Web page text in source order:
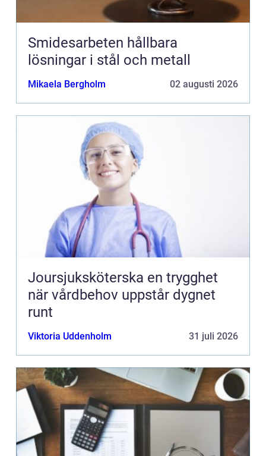
Smidesarbeten hållbara
lösningar i stål och metall
Mikaela Bergholm 02 augusti 2026
Joursjuksköterska en trygghet
när vårdbehov uppstår dygnet
runt
Viktoria Uddenholm 31 juli 2026